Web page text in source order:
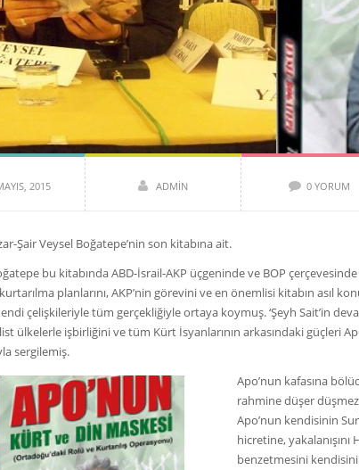
2015 ADMIN 0 YORUM
Şair Veysel Boğatepe’nin son kitabına ait.
bu kitabında ABD-İsrail-AKP üçgeninde ve BOP çerçevesinde
planlarını, AKP’nin görevini ve en önemlisi kitabın asıl
çelişkileriyle tüm gerçekliğiyle ortaya koymuş. ‘Şeyh Sait’in
ülkelerle işbirliğini ve tüm Kürt İsyanlarının arkasındaki güçleri
sergilemiş.
Apo’nun kafasına
rahmine düşer düşmez
Apo’nun kendisinin
hicretine, yakalanışını
benzetmesini